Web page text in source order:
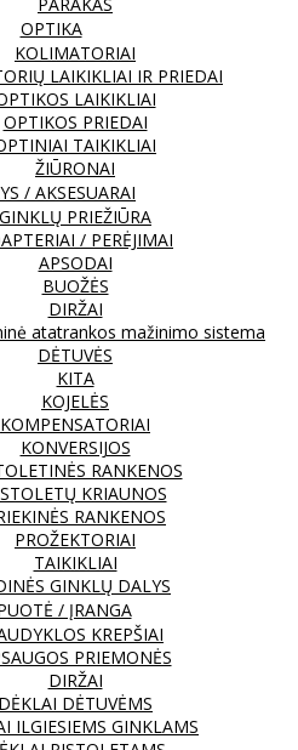
OPTIKA
KOLIMATORIAI
LAIKIKLIAI IR PRIEDAI
LAIKIKLIAI
OPTIKOS PRIEDAI
TAIKIKLIAI
ŽIŪRONAI
/ AKSESUARAI
GINKLŲ PRIEŽIŪRA
/ PERĖJIMAI
APSODAI
BUOŽĖS
DIRŽAI
atatrankos mažinimo sistema
DĖTUVĖS
KITA
KOJELĖS
KOMPENSATORIAI
KONVERSIJOS
RANKENOS
KRIAUNOS
RANKENOS
PROŽEKTORIAI
TAIKIKLIAI
GINKLŲ DALYS
/ ĮRANGA
KREPŠIAI
PRIEMONĖS
DIRŽAI
DĖKLAI DĖTUVĖMS
ILGIESIEMS GINKLAMS